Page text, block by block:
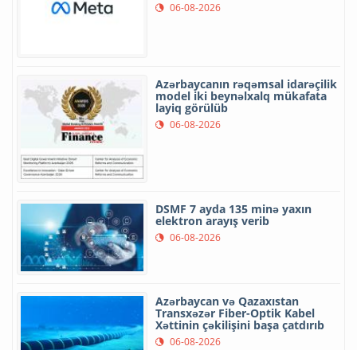
06-08-2026
Azərbaycanın rəqəmsal idarəçilik
model iki beynəlxalq mükafata
layiq görülüb
06-08-2026
DSMF 7 ayda 135 minə yaxın
elektron arayış verib
06-08-2026
Azərbaycan və Qazaxıstan
Transxəzər Fiber-Optik Kabel
Xəttinin çəkilişini başa çatdırıb
06-08-2026